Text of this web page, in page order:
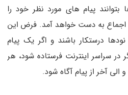
پیام های مورد نظر خود را
اجماع به دست خواهد آمد. فرض این
درستکار باشند و اگر یک پیام
در سراسر اینترنت فرستاده شود، هر
آخر از پیام آگاه شود.